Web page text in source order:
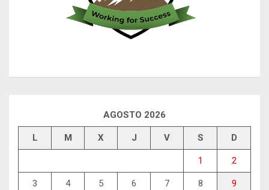
AGOSTO 2026
L M X J V S D
1 2
3 4 5 6 7 8 9